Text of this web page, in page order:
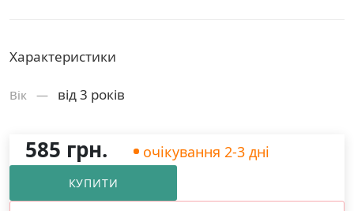
Характеристики
Вік — від 3 років
585 грн. очікування 2-3 дні
КУПИТИ